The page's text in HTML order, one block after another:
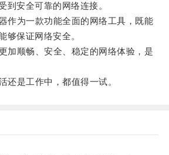
到安全可靠的网络连接。
为一款功能全面的网络工具，既能
够保证网络安全。
顺畅、安全、稳定的网络体验，是
是工作中，都值得一试。